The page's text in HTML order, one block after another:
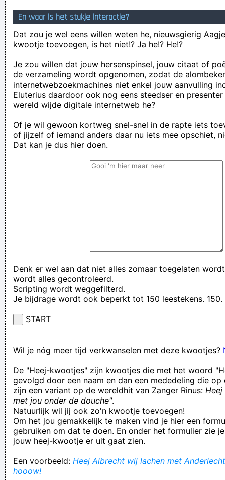
En waar is het stukje interactie?
Dat zou je wel eens willen weten he, nieuwsgierig
kwootje toevoegen, is het niet!? Ja he!? He!?
Je zou willen dat jouw hersenspinsel, jouw citaat of
de verzameling wordt opgenomen, zodat de
internetwebzoekmachines niet enkel jouw aanvulling
Eluterius daardoor ook nog eens steedser en
wereld wijde digitale internetweb he?
Of je wil gewoon kortweg snel-snel in de rapte iets
of jijzelf of iemand anders daar nu iets mee opschiet,
Dat kan je dus hier doen.
Denk er wel aan dat niet alles zomaar toegelaten
wordt alles gecontroleerd.
Scripting wordt weggefilterd.
Je bijdrage wordt ook beperkt tot 150 leestekens. 150.
START
Wil je nóg meer tijd verkwanselen met deze kwootjes?
De "Heej-kwootjes" zijn kwootjes die met het woord
gevolgd door een naam en dan een mededeling die op
zijn een variant op de wereldhit van Zanger Rinus:
met jou onder de douche".
Natuurlijk wil jij ook zo'n kwootje toevoegen!
Om het jou gemakkelijk te maken vind je hier een
gebruiken om dat te doen. En onder het formulier zie
jouw heej-kwootje er uit gaat zien.
Een voorbeeld: Heej Albrecht wij lachen met
hooow!